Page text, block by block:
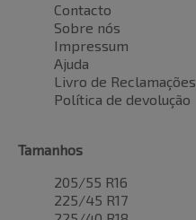
Contacto
Sobre nós
Impressum
Ajuda
Livro de Reclamações
Política de devolução
Tamanhos
205/55 R16
225/45 R17